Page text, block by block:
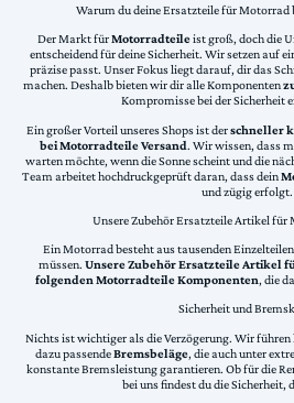
Warum du deine Ersatzteile für Motorrad
Der Markt fürMotorradteileist groß, doch die
entscheidend für deine Sicherheit. Wir setzen auf
präzise passt. Unser Fokus liegt darauf, dir das
machen. Deshalb bieten wir dir alle Komponenten
Kompromisse bei der Sicherheit
Ein großer Vorteil unseres Shops ist derschneller
bei Motorradteile Versand. Wir wissen, dass
warten möchte, wenn die Sonne scheint und die
Team arbeitet hochdruckgeprüft daran, dass dein
und zügig erfolgt.
Unsere Zubehör Ersatzteile Artikel
Ein Motorrad besteht aus tausenden
müssen. Unsere Zubehör Ersatzteile Artikel
folgenden Motorradteile Komponenten, die
Sicherheit und
Nichts ist wichtiger als die Verzögerung. Wir
dazu passendeBremsbeläge, die auch unter
konstante Bremsleistung garantieren. Ob für die
bei uns findest du die Sicherheit,